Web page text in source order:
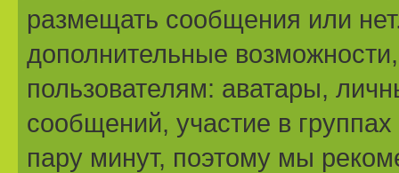
размещать сообщения или
дополнительные
пользователям: аватары,
сообщений, участие в
пару минут, поэтому мы